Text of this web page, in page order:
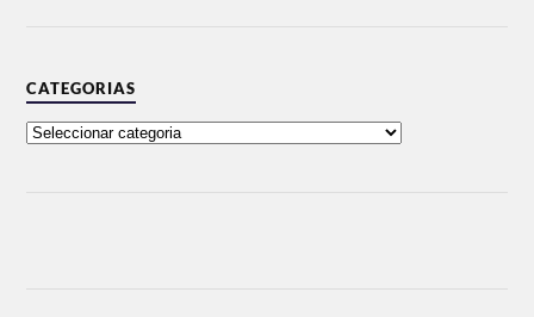
CATEGORIAS